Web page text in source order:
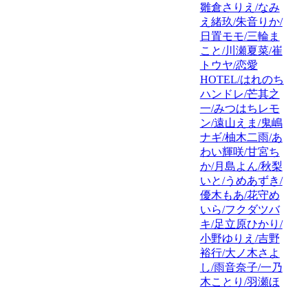
雛倉さりえ/なみ
え緒玖/朱音りか/
日置モモ/三輪ま
こと/川瀬夏菜/崔
トウヤ/恋愛
HOTEL/はれのち
ハンドレ/芒其之
一/みつはちレモ
ン/遠山えま/鬼嶋
ナギ/柚木二雨/あ
わい輝咲/甘宮ち
か/月島よん/秋梨
いと/うめあずき/
優木もあ/花守め
いら/フクダツバ
キ/足立原ひかり/
小野ゆりえ/吉野
裕行/大ノ木さよ
し/雨音奈子/一乃
木ことり/羽瀬ほ